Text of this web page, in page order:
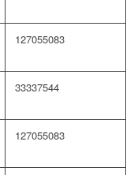
127055083
33337544
127055083